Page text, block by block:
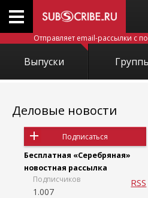
Отправляет email-рассылки с
Выпуски
Деловые новости
Подписаться
Бесплатная «Серебряная»
новостная рассылка
Подписчиков
1.007
RSS